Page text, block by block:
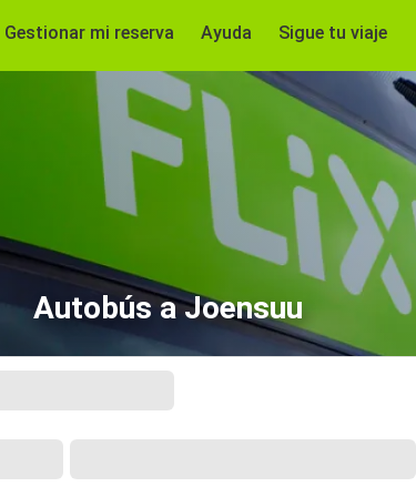
Gestionar mi reserva Ayuda Sigue tu viaje
Autobús a Joensuu